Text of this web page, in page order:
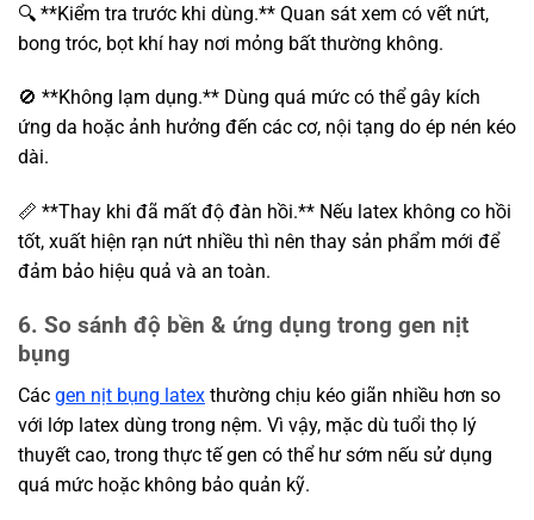
🔍 **Kiểm tra trước khi dùng.** Quan sát xem có vết nứt,
bong tróc, bọt khí hay nơi mỏng bất thường không.
🚫 **Không lạm dụng.** Dùng quá mức có thể gây kích
ứng da hoặc ảnh hưởng đến các cơ, nội tạng do ép nén kéo
dài.
📏 **Thay khi đã mất độ đàn hồi.** Nếu latex không co hồi
tốt, xuất hiện rạn nứt nhiều thì nên thay sản phẩm mới để
đảm bảo hiệu quả và an toàn.
6. So sánh độ bền & ứng dụng trong gen nịt
bụng
Các gen nịt bụng latex thường chịu kéo giãn nhiều hơn so
với lớp latex dùng trong nệm. Vì vậy, mặc dù tuổi thọ lý
thuyết cao, trong thực tế gen có thể hư sớm nếu sử dụng
quá mức hoặc không bảo quản kỹ.